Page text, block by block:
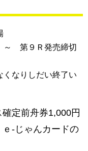
～ 第９Ｒ発売締切
くなりしだい終了い
定前舟券1,000円
-じゃんカードの